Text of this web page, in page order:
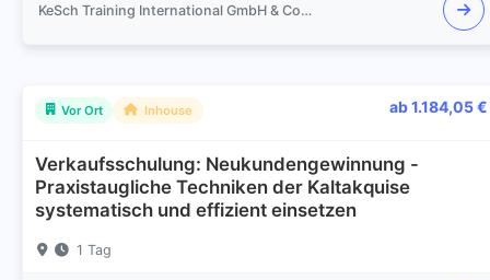
KeSch Training International GmbH & Co.KG
Vor Ort Inhouse ab 1.184,05 €
Verkaufsschulung: Neukundengewinnung -
Praxistaugliche Techniken der Kaltakquise
systematisch und effizient einsetzen
1 Tag